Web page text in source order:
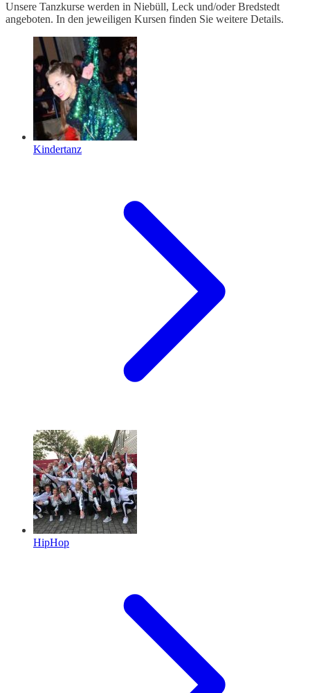
Unsere Tanzkurse werden in Niebüll, Leck und/oder Bredstedt
angeboten. In den jeweiligen Kursen finden Sie weitere Details.
Kindertanz
HipHop